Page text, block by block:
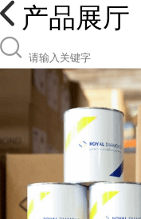
产品展厅